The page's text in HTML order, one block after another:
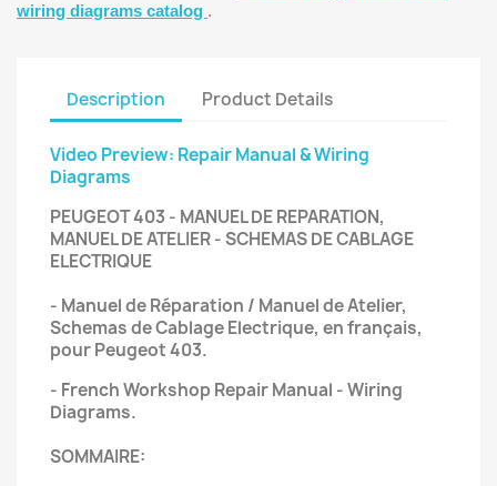
wiring diagrams catalog .
Description Product Details
Video Preview: Repair Manual & Wiring
Diagrams
PEUGEOT 403 - MANUEL DE REPARATION,
MANUEL DE ATELIER - SCHEMAS DE CABLAGE
ELECTRIQUE
- Manuel de Réparation / Manuel de Atelier,
Schemas de Cablage Electrique, en français,
pour Peugeot 403.
- French Workshop Repair Manual - Wiring
Diagrams.
SOMMAIRE: